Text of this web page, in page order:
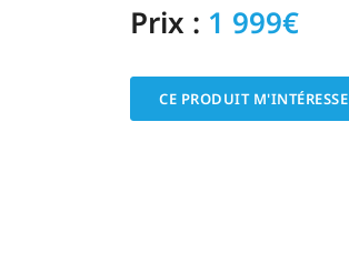
Prix : 1 999€
CE PRODUIT M'INTÉRESSE